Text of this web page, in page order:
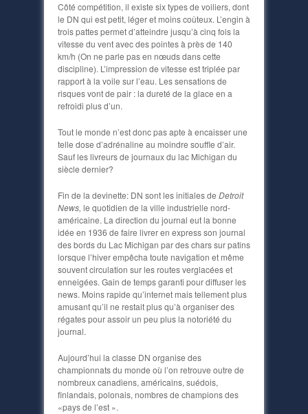
Côté compétition, il existe six types de voiliers, dont
le DN qui est petit, léger et moins coûteux. L’engin à
trois pattes permet d’atteindre jusqu’à cinq fois la
vitesse du vent avec des pointes à près de 140
km/h (On ne parle pas en nœuds dans cette
discipline). L’impression de vitesse est triplée par
rapport à la voile sur l’eau. Les sensations de
risques vont de pair : la dureté de la glace en a
refroidi plus d’un.
Tout le monde n’est donc pas apte à encaisser une
telle dose d’adrénaline au moindre souffle d’air.
Sauf les livreurs de journaux du lac Michigan du
siècle dernier?
Fin de la devinette: DN sont les initiales de Detroit
News, le quotidien de la ville industrielle nord-
américaine. La direction du journal eut la bonne
idée en 1936 de faire livrer en express son journal
des bords du Lac Michigan par des chars sur patins
lorsque l’hiver empêcha toute navigation et même
souvent circulation sur les routes verglacées et
enneigées. Gain de temps garanti pour diffuser les
news. Moins rapide qu’internet mais tellement plus
amusant qu’il ne restait plus qu’à organiser des
régates pour assoir un peu plus la notoriété du
journal.
Aujourd’hui la classe DN organise des
championnats du monde où l’on retrouve outre de
nombreux canadiens, américains, suédois,
finlandais, polonais, nombres de champions des
«pays de l’est ».